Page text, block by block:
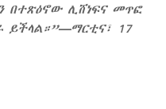
ሊሸነፍና መጥፎ
17